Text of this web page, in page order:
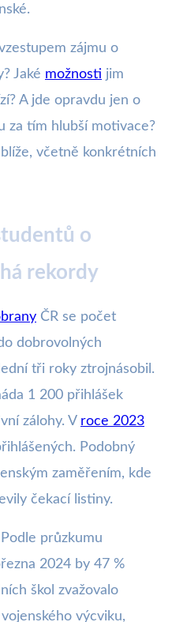
zájmu o
Jaké možnosti jim
A jde opravdu jen o
za tím hlubší motivace?
včetně konkrétních
o
rekordy
ČR se počet
dobrovolných
tři roky ztrojnásobil.
1 200 přihlášek
zálohy. V roce 2023
Podobný
zaměřením, kde
čekací listiny.
průzkumu
2024 by 47 %
škol zvažovalo
výcviku,